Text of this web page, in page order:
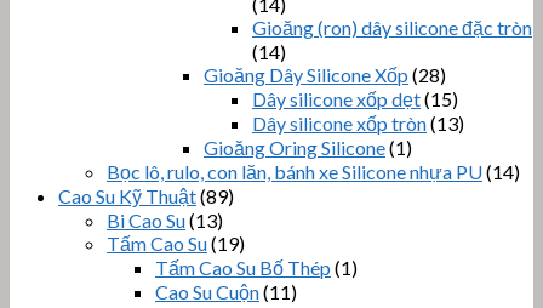
Gioăng (ron) dây silicone đặc tròn
(14)
Gioăng Dây Silicone Xốp (28)
Dây silicone xốp dẹt(15)
Dây silicone xốp tròn(13)
Gioăng Oring Silicone(1)
Bọc lô, rulo, con lăn, bánh xe Silicone nhựa PU(14)
Cao Su Kỹ Thuật(89)
Bi Cao Su(13)
Tấm Cao Su(19)
Tấm Cao Su Bố Thép (1)
Cao Su Cuộn(11)